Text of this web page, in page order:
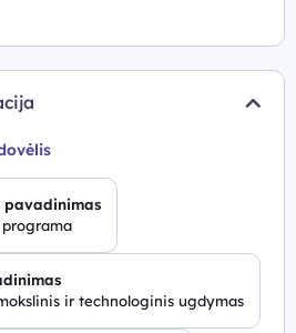
pavadinimas
ir technologinis ugdymas